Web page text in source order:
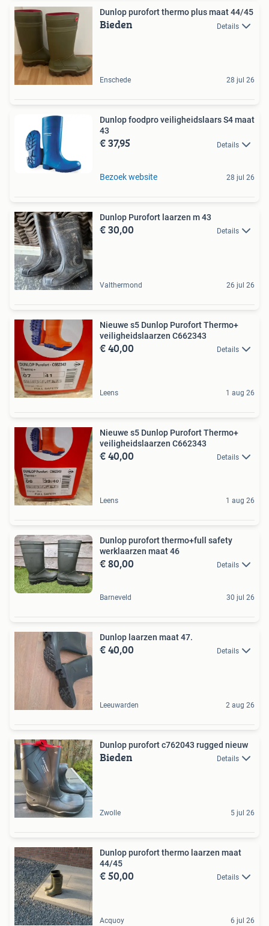
Dunlop purofort thermo plus maat 44/45
Bieden Details
Enschede 28 jul 26
Dunlop foodpro veiligheidslaars S4 maat
43
€ 37,95 Details
Bezoek website 28 jul 26
Dunlop Purofort laarzen m 43
€ 30,00 Details
Valthermond 26 jul 26
Nieuwe s5 Dunlop Purofort Thermo+
veiligheidslaarzen C662343
€ 40,00 Details
Leens 1 aug 26
Nieuwe s5 Dunlop Purofort Thermo+
veiligheidslaarzen C662343
€ 40,00 Details
Leens 1 aug 26
Dunlop purofort thermo+full safety
werklaarzen maat 46
€ 80,00 Details
Barneveld 30 jul 26
Dunlop laarzen maat 47.
€ 40,00 Details
Leeuwarden 2 aug 26
Dunlop purofort c762043 rugged nieuw
Bieden Details
Zwolle 5 jul 26
Dunlop purofort thermo laarzen maat
44/45
€ 50,00 Details
Acquoy 6 jul 26